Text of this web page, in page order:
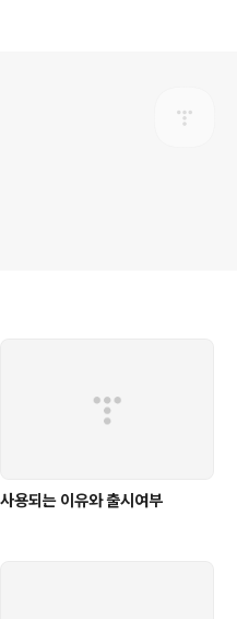
사용되는 이유와 출시여부